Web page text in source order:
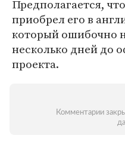
Предполагается,
приобрел его в
который ошибочно
несколько дней до
проекта.
Комментарии